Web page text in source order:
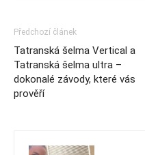
Předchozí článek
Tatranská šelma Vertical a
Tatranská šelma ultra –
dokonalé závody, které vás
prověří